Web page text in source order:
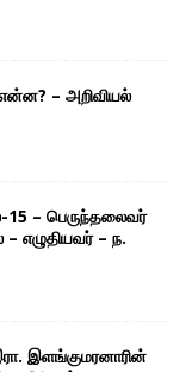
– அறிவியல்
– பெருந்தலைவர்
எழுதியவர் – ந.
இளங்குமரனாரின்